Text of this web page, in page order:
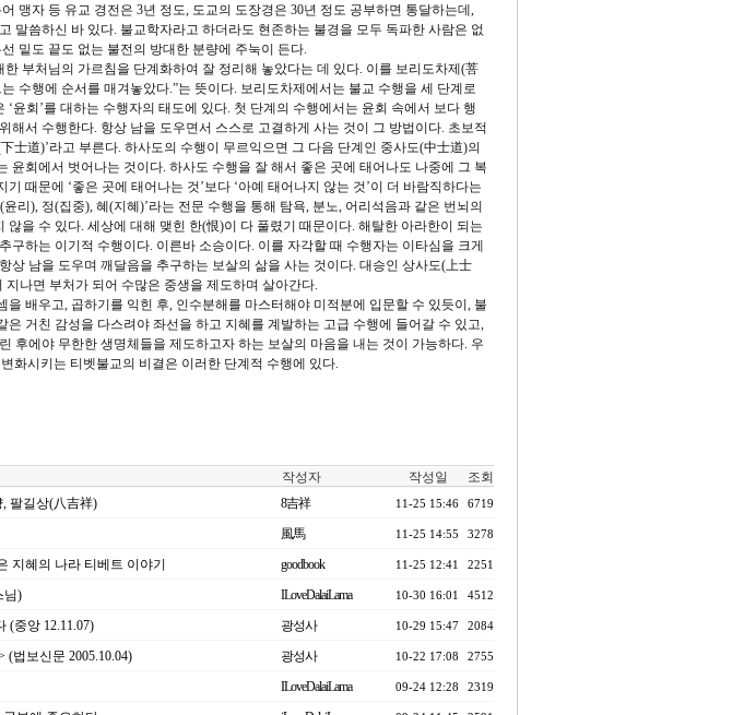
맹자 등 유교 경전은 3년 정도, 도교의 도장경은 30년 정도 공부하면 통달하는데,
말씀하신 바 있다. 불교학자라고 하더라도 현존하는 불경을 모두 독파한 사람은 없
밑도 끝도 없는 불전의 방대한 분량에 주눅이 든다.
부처님의 가르침을 단계화하여 잘 정리해 놓았다는 데 있다. 이를 보리도차제(菩
수행에 순서를 매겨놓았다.”는 뜻이다. 보리도차제에서는 불교 수행을 세 단계로
윤회’를 대하는 수행자의 태도에 있다. 첫 단계의 수행에서는 윤회 속에서 보다 행
해서 수행한다. 항상 남을 도우면서 스스로 고결하게 사는 것이 그 방법이다. 초보적
士道)’라고 부른다. 하사도의 수행이 무르익으면 그 다음 단계인 중사도(中士道)의
윤회에서 벗어나는 것이다. 하사도 수행을 잘 해서 좋은 곳에 태어나도 나중에 그 복
때문에 ‘좋은 곳에 태어나는 것’보다 ‘아예 태어나지 않는 것’이 더 바람직하다는
리), 정(집중), 혜(지혜)’라는 전문 수행을 통해 탐욕, 분노, 어리석음과 같은 번뇌의
않을 수 있다. 세상에 대해 맺힌 한(恨)이 다 풀렸기 때문이다. 해탈한 아라한이 되는
구하는 이기적 수행이다. 이른바 소승이다. 이를 자각할 때 수행자는 이타심을 크게
상 남을 도우며 깨달음을 추구하는 보살의 삶을 사는 것이다. 대승인 상사도(上士
지나면 부처가 되어 수많은 중생을 제도하며 살아간다.
을 배우고, 곱하기를 익힌 후, 인수분해를 마스터해야 미적분에 입문할 수 있듯이, 불
은 거친 감성을 다스려야 좌선을 하고 지혜를 계발하는 고급 수행에 들어갈 수 있고,
후에야 무한한 생명체들을 제도하고자 하는 보살의 마음을 내는 것이 가능하다. 우
화시키는 티벳불교의 비결은 이러한 단계적 수행에 있다.
작성자 작성일 조회
팔길상(八吉祥) 8吉祥 11-25 15:46 6719
風馬 11-25 14:55 3278
지혜의 나라 티베트 이야기 goodbook 11-25 12:41 2251
님) ILoveDalaiLama 10-30 16:01 4512
(중앙 12.11.07) 광성사 10-29 15:47 2084
(법보신문 2005.10.04) 광성사 10-22 17:08 2755
ILoveDalaiLama 09-24 12:28 2319